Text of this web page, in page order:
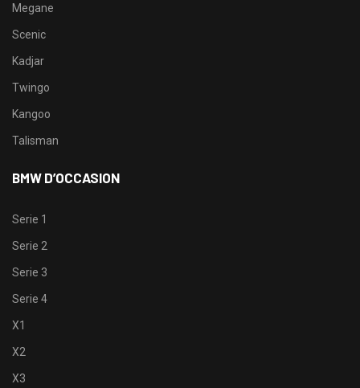
Megane
Scenic
Kadjar
Twingo
Kangoo
Talisman
BMW D’OCCASION
Serie 1
Serie 2
Serie 3
Serie 4
X1
X2
X3